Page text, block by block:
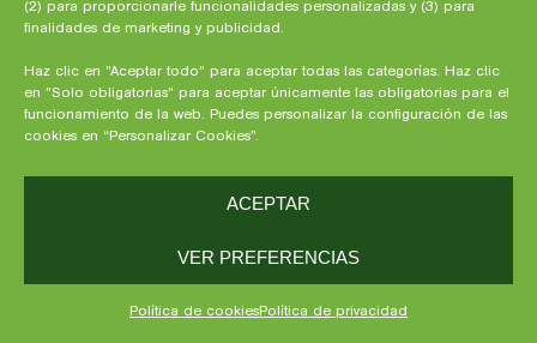
(2) para proporcionarle funcionalidades personalizadas y (3) para
finalidades de marketing y publicidad.
Haz clic en "Aceptar todo" para aceptar todas las categorías. Haz clic
en "Solo obligatorias" para aceptar únicamente las obligatorias para el
funcionamiento de la web. Puedes personalizar la configuración de las
cookies en “Personalizar Cookies”.
ACEPTAR
VER PREFERENCIAS
Política de cookiesPolítica de privacidad
Por ello, al tener más que los adultos (50-60%),
total en agua, pues tienen más probabilidades de
sufrir una deshidratación que tenga importantes
consecuencias en su salud.
Hoy, os enseñamos todo lo que necesitáis saber
sobre la hidratación de los bebés. Con estas
niveles de líquido en el cuerpo se reduzcan
considerablemente, y debemos hacer todo
cuanto esté en nuestras manos para compensar